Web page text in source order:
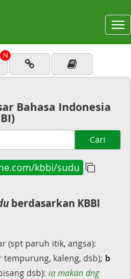
N
Bahasa Indonesia
Cari
kbbi/sudu
berdasarkan KBBI
(spt paruh itik, angsa):
tempurung, kaleng, dsb); b
dsb): ia makan dng